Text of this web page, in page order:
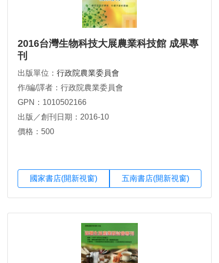
2016台灣生物科技大展農業科技館 成果專
刊
出版單位： 行政院農業委員會
作/編/譯者：行政院農業委員會
GPN：1010502166
出版／創刊日期：2016-10
價格：500
國家書店(開新視窗) 五南書店(開新視窗)